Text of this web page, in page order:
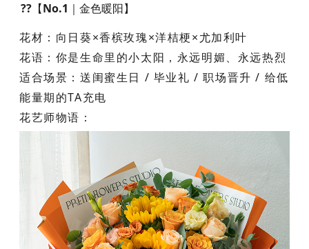
??【No.1｜金色暖阳】
花材 ：向日葵×香槟玫瑰×洋桔梗×尤加利叶
花语 ：你是生命里的小太阳，永远明媚、永远热烈
适合场景 ：送闺蜜生日 / 毕业礼 / 职场晋升 / 给低
能量期的TA充电
花艺师物语 ：